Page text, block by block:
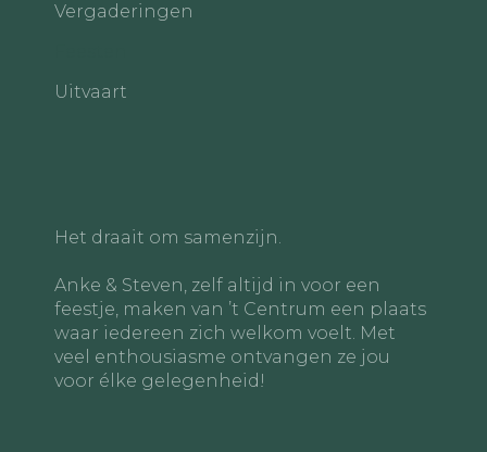
Vergaderingen
Uitvaart
Het draait om samenzijn.
Anke & Steven, zelf altijd in voor een
feestje, maken van ’t Centrum een plaats
waar iedereen zich welkom voelt. Met
veel enthousiasme ontvangen ze jou
voor élke gelegenheid!